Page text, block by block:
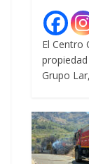
El Centro
Grupo